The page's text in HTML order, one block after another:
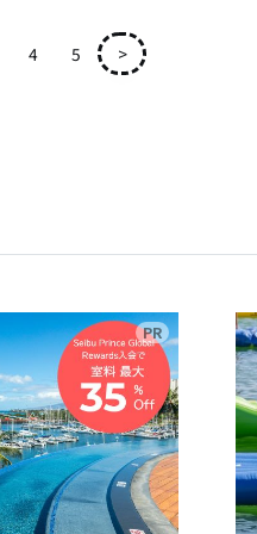
4 5 >